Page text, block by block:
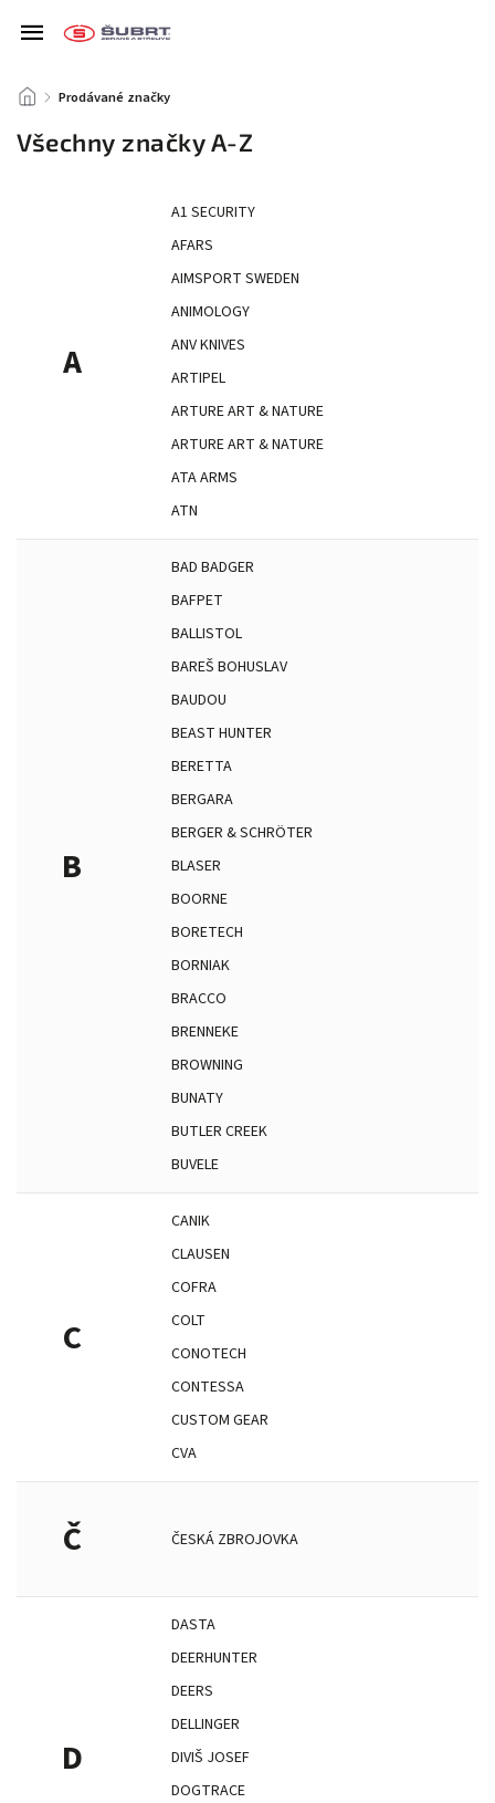
/ Prodávané značky
Všechny značky A-Z
A
A1 SECURITY
AFARS
AIMSPORT SWEDEN
ANIMOLOGY
ANV KNIVES
ARTIPEL
ARTURE ART & NATURE
ARTURE ART & NATURE
ATA ARMS
ATN
B
BAD BADGER
BAFPET
BALLISTOL
BAREŠ BOHUSLAV
BAUDOU
BEAST HUNTER
BERETTA
BERGARA
BERGER & SCHRÖTER
BLASER
BOORNE
BORETECH
BORNIAK
BRACCO
BRENNEKE
BROWNING
BUNATY
BUTLER CREEK
BUVELE
C
CANIK
CLAUSEN
COFRA
COLT
CONOTECH
CONTESSA
CUSTOM GEAR
CVA
Č ČESKÁ ZBROJOVKA
D
DASTA
DEERHUNTER
DEERS
DELLINGER
DIVIŠ JOSEF
DOGTRACE